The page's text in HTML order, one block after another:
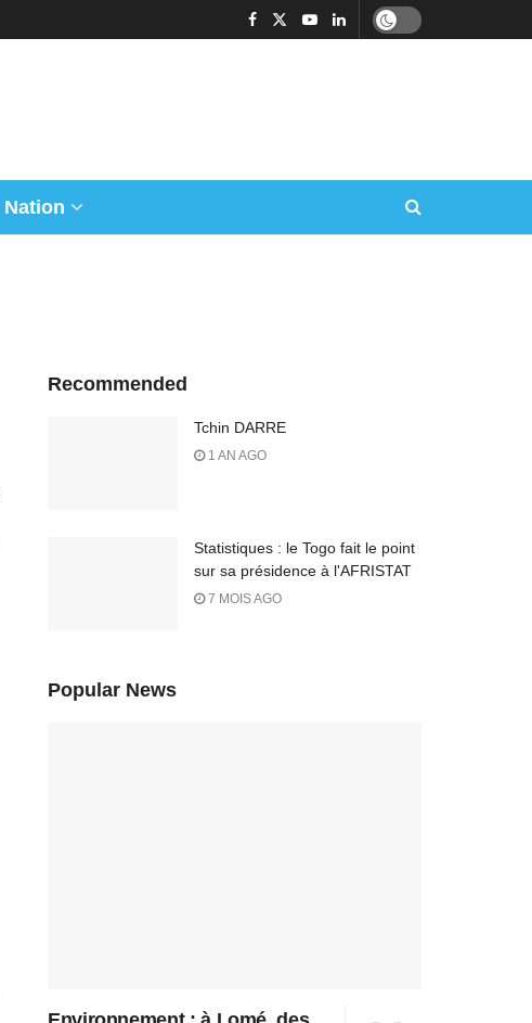
Nation
Recommended
Tchin DARRE
1 AN AGO
Statistiques : le Togo fait le point
sur sa présidence à l'AFRISTAT
7 MOIS AGO
Popular News